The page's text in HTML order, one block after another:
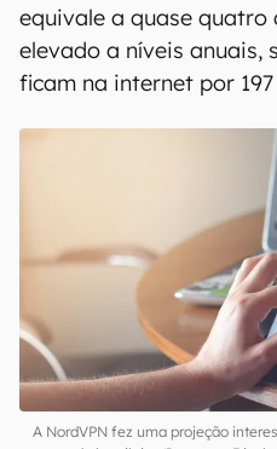
equivale a quase quatro
elevado a níveis anuais,
ficam na internet por
A NordVPN fez uma projeção